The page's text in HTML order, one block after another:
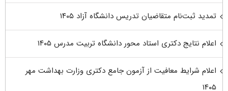
تمدید ثبت‌نام متقاضیان تدریس دانشگاه آزاد ۱۴۰۵
اعلام نتایج دکتری استاد محور دانشگاه تربیت مدرس ۱۴۰۵
اعلام شرایط معافیت از آزمون جامع دکتری وزارت بهداشت مهر
۱۴۰۵